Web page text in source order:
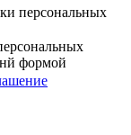
персональных
формой